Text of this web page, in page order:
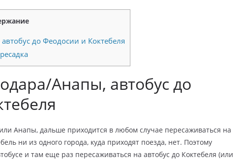
до Феодосии и Коктебеля
Анапы, автобус до
Анапы, дальше приходится в любом случае пересаживаться на
ни из одного города, куда приходят поезда, нет. Поэтому
и там еще раз пересаживаться на автобус до Коктебеля (или